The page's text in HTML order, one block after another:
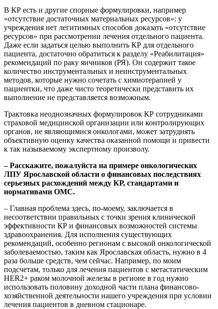
В КР есть и другие спорные формулировки, например
«отсутствие достаточных материальных ресурсов»: у
учреждения нет легитимных способов доказать «отсутствие
ресурсов» при рассмотрении лечения отдельного пациента.
Даже если задаться целью выполнить КР для отдельного
пациента, достаточно обратиться к разделу «Реабилитация»
рекомендаций по раку яичников (РЯ). Он содержит такое
количество инструментальных и неинструментальных
методов, которые нужно сочетать с химиотерапией у
пациентки, что даже чисто теоретически представить их
выполнение не представляется возможным.
Трактовка неоднозначных формулировок КР сотрудниками
страховой медицинской организации или контролирующих
органов, не являющимися онкологами, может затруднять
объективную оценку качества оказанной помощи и привести
к так называемому экспертному произволу.
– Расскажите, пожалуйста на примере онкологических
ЛПУ Ярославской области о финансовых последствиях
серьезных расхождений между КР, стандартами и
нормативами ОМС.
– Главная проблема здесь, по-моему, заключается в
несоответствии правильных с точки зрения клинической
эффективности КР и финансовых возможностей системы
здравоохранения. Для исполнения существующих
рекомендаций, особенно регионам с высокой онкологической
заболеваемостью, таким как Ярославская область, нужно в 4
раза больше средств, чем сейчас. Например, по моим
подсчетам, только для лечения пациентов с метастатическим
HER2+ раком молочной железы в регионе в год нужно
использовать половину доходной части плана финансово-
хозяйственной деятельности нашего учреждения при условии
лечения пациентов в дневном стационаре.